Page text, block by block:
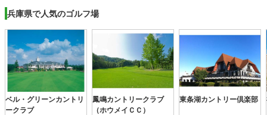
兵庫県で人気のゴルフ場
ベル・グリーンカントリ
ークラブ
鳳鳴カントリークラブ
（ホウメイＣＣ）
東条湖カントリー倶楽部